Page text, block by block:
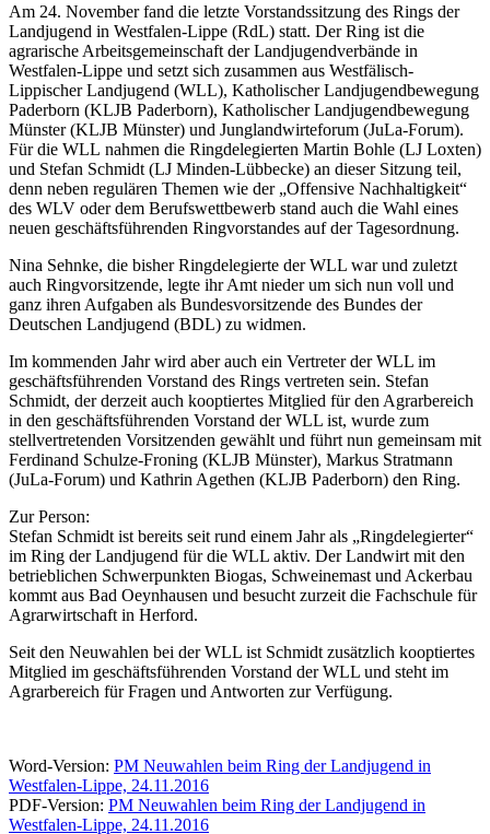
Am 24. November fand die letzte Vorstandssitzung des Rings der
Landjugend in Westfalen-Lippe (RdL) statt. Der Ring ist die
agrarische Arbeitsgemeinschaft der Landjugendverbände in
Westfalen-Lippe und setzt sich zusammen aus Westfälisch-
Lippischer Landjugend (WLL), Katholischer Landjugendbewegung
Paderborn (KLJB Paderborn), Katholischer Landjugendbewegung
Münster (KLJB Münster) und Junglandwirteforum (JuLa-Forum).
Für die WLL nahmen die Ringdelegierten Martin Bohle (LJ Loxten)
und Stefan Schmidt (LJ Minden-Lübbecke) an dieser Sitzung teil,
denn neben regulären Themen wie der „Offensive Nachhaltigkeit“
des WLV oder dem Berufswettbewerb stand auch die Wahl eines
neuen geschäftsführenden Ringvorstandes auf der Tagesordnung.
Nina Sehnke, die bisher Ringdelegierte der WLL war und zuletzt
auch Ringvorsitzende, legte ihr Amt nieder um sich nun voll und
ganz ihren Aufgaben als Bundesvorsitzende des Bundes der
Deutschen Landjugend (BDL) zu widmen.
Im kommenden Jahr wird aber auch ein Vertreter der WLL im
geschäftsführenden Vorstand des Rings vertreten sein. Stefan
Schmidt, der derzeit auch kooptiertes Mitglied für den Agrarbereich
in den geschäftsführenden Vorstand der WLL ist, wurde zum
stellvertretenden Vorsitzenden gewählt und führt nun gemeinsam mit
Ferdinand Schulze-Froning (KLJB Münster), Markus Stratmann
(JuLa-Forum) und Kathrin Agethen (KLJB Paderborn) den Ring.
Zur Person:
Stefan Schmidt ist bereits seit rund einem Jahr als „Ringdelegierter“
im Ring der Landjugend für die WLL aktiv. Der Landwirt mit den
betrieblichen Schwerpunkten Biogas, Schweinemast und Ackerbau
kommt aus Bad Oeynhausen und besucht zurzeit die Fachschule für
Agrarwirtschaft in Herford.
Seit den Neuwahlen bei der WLL ist Schmidt zusätzlich kooptiertes
Mitglied im geschäftsführenden Vorstand der WLL und steht im
Agrarbereich für Fragen und Antworten zur Verfügung.
Word-Version: PM Neuwahlen beim Ring der Landjugend in
Westfalen-Lippe, 24.11.2016
PDF-Version: PM Neuwahlen beim Ring der Landjugend in
Westfalen-Lippe, 24.11.2016